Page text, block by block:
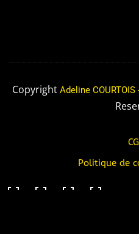
Copyright Adeline
Politique de